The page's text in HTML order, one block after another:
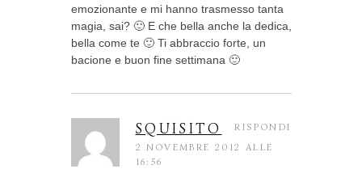
emozionante e mi hanno trasmesso tanta
magia, sai? 🙂 E che bella anche la dedica,
bella come te 🙂 Ti abbraccio forte, un
bacione e buon fine settimana 🙂
SQUISITO
2 NOVEMBRE 2012 ALLE
16:56
RISPONDI